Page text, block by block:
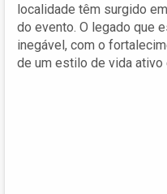
localidade têm surgido
do evento. O legado que
inegável, com o
de um estilo de vida ativo